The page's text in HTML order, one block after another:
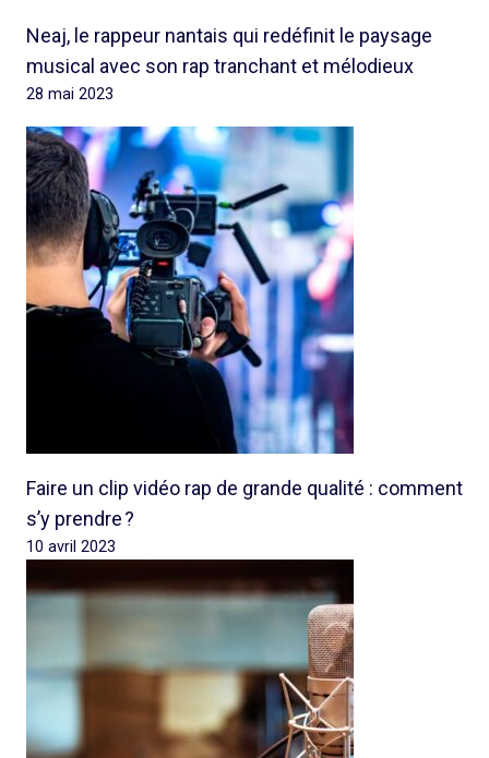
Neaj, le rappeur nantais qui redéfinit le paysage
musical avec son rap tranchant et mélodieux
28 mai 2023
Faire un clip vidéo rap de grande qualité : comment
s’y prendre ?
10 avril 2023